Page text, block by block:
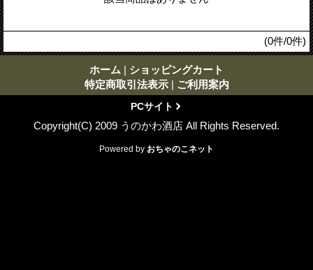
(0件/0件)
ホーム | ショッピングカート
特定商取引法表示 | ご利用案内
PCサイト
Copyright(C) 2009 うのかわ酒店 All Rights Reserved.
Powered by おちゃのこネット